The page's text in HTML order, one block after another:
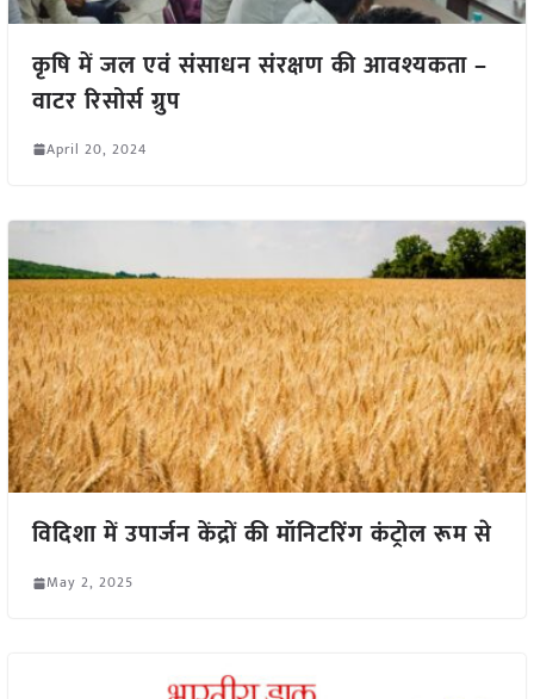
कृषि में जल एवं संसाधन संरक्षण की आवश्यकता –
वाटर रिसोर्स ग्रुप
April 20, 2024
विदिशा में उपार्जन केंद्रों की मॉनिटरिंग कंट्रोल रूम से
May 2, 2025